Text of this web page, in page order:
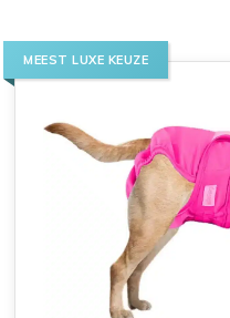
MEEST LUXE KEUZE